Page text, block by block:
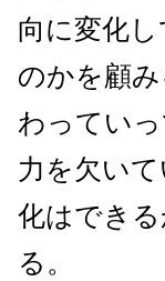
向に変化
のかを顧
わってい
力を欠い
化はでき
る。